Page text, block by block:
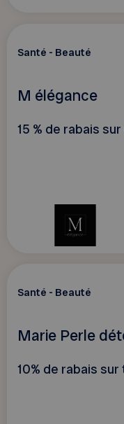
Santé - Beauté
M élégance
15 % de rabais
Santé - Beauté
Marie Perle
10% de rabais